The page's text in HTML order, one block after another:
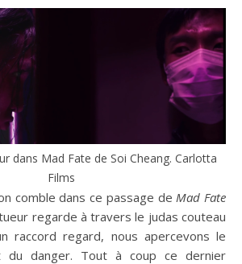
dans Mad Fate de Soi Cheang. Carlotta
Films
comble dans ce passage deMad Fate
regarde à travers le judas couteau
raccord regard, nous apercevons le
du danger. Tout à coup ce dernier